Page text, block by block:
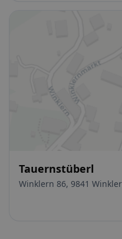
Tauernstüberl
Winklern 86, 9841